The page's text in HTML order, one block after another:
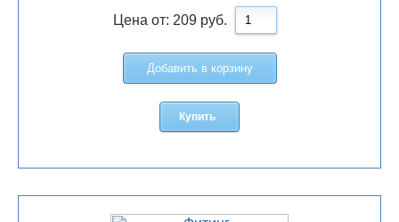
Цена от: 209 руб.
Добавить в корзину
Купить